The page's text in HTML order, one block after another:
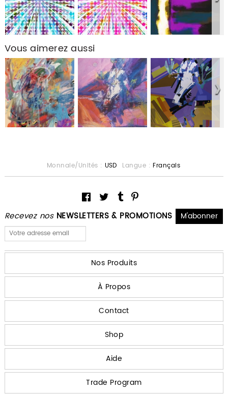
Vous aimerez aussi
Recevez nos NEWSLETTERS & PROMOTIONS
Monnaie/Unités : USD Langue : Français
Nos Produits
À Propos
Contact
Shop
Aide
Trade Program